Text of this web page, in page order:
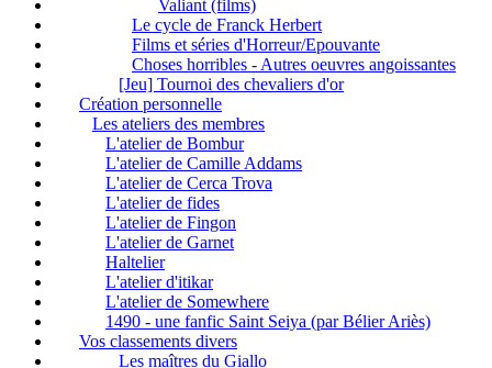
Valiant (films)
Le cycle de Franck Herbert
Films et séries d'Horreur/Epouvante
Choses horribles - Autres oeuvres angoissantes
[Jeu] Tournoi des chevaliers d'or
Création personnelle
Les ateliers des membres
L'atelier de Bombur
L'atelier de Camille Addams
L'atelier de Cerca Trova
L'atelier de fides
L'atelier de Fingon
L'atelier de Garnet
Haltelier
L'atelier d'itikar
L'atelier de Somewhere
1490 - une fanfic Saint Seiya (par Bélier Ariès)
Vos classements divers
Les maîtres du Giallo